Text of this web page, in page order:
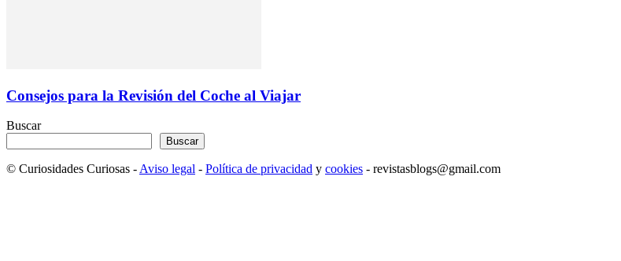
Consejos para la Revisión del Coche al Viajar
Buscar
Buscar
© Curiosidades Curiosas - Aviso legal - Política de privacidad y cookies - revistasblogs@gmail.com